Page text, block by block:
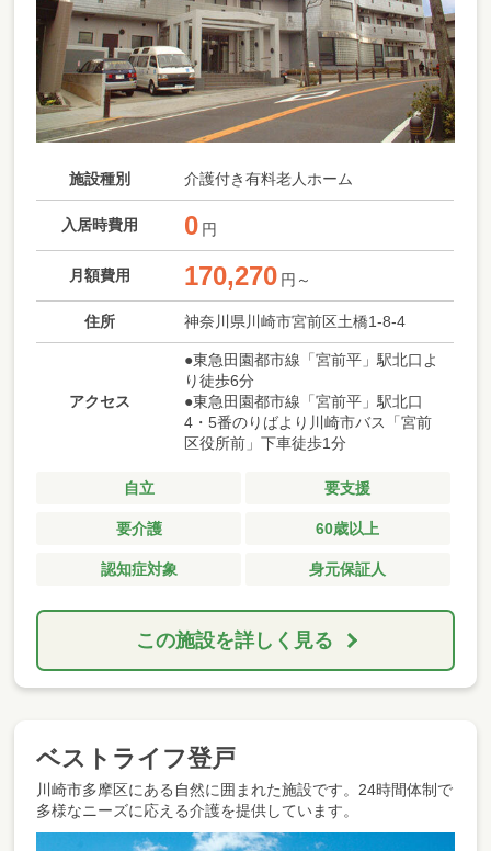
施設種別 介護付き有料老人ホーム
入居時費用 0 円
月額費用 170,270 円～
住所 神奈川県川崎市宮前区土橋1-8-4
アクセス
●東急田園都市線「宮前平」駅北口よ
り徒歩6分
●東急田園都市線「宮前平」駅北口
4・5番のりばより川崎市バス「宮前
区役所前」下車徒歩1分
自立 要支援
要介護 60歳以上
認知症対象 身元保証人
この施設を詳しく見る
ベストライフ登戸
川崎市多摩区にある自然に囲まれた施設です。24時間体制で
多様なニーズに応える介護を提供しています。